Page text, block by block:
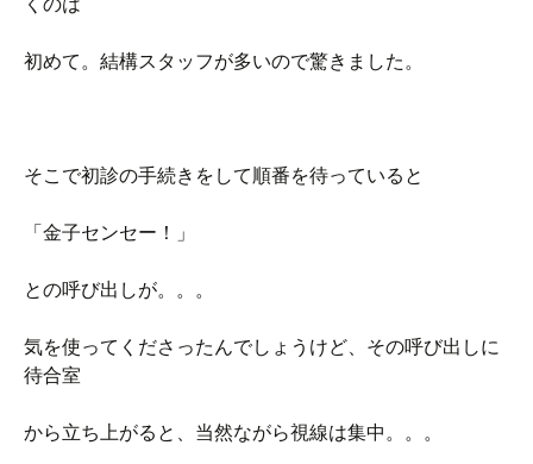
初めて。結構スタッフが多いので驚きました。
そこで初診の手続きをして順番を待っていると
「金子センセー！」
との呼び出しが。。。
気を使ってくださったんでしょうけど、その呼び出しに
待合室
から立ち上がると、当然ながら視線は集中。。。